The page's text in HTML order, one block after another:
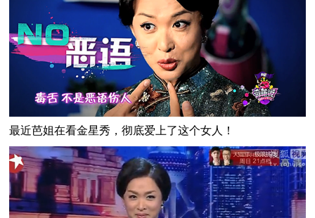
最近芭姐在看金星秀，彻底爱上了这个女人！